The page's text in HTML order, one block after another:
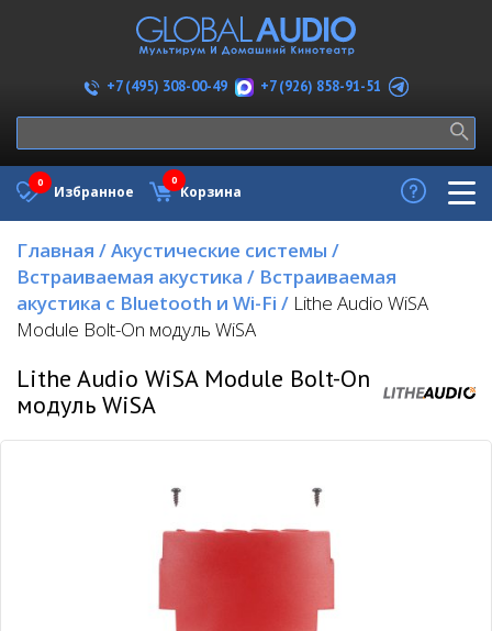
+7 (495) 308-00-49 +7 (926) 858-91-51
Избранное
0
Корзина
0
Главная /Акустические системы /
Встраиваемая акустика / Встраиваемая
акустика с Bluetooth и Wi-Fi / Lithe Audio WiSA
Module Bolt-On модуль WiSA
Lithe Audio WiSA Module Bolt-On
модуль WiSA